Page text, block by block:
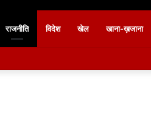
राजनीति विदेश खेल खाना-ख़जाना